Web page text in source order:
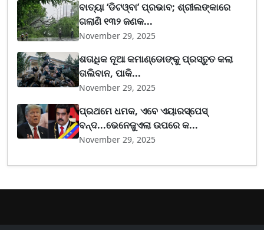
ବାତ୍ୟା ‘ଡିଟଓ୍ବା’ ପ୍ରଭାବ; ଶ୍ରୀଲଙ୍କାରେ
ଗଲାଣି ୧୩୨ ଜଣକ...
November 29, 2025
ଶତାଧିକ ନୂଆ କମାଣ୍ଡୋଙ୍କୁ ପ୍ରସ୍ତୁତ କଲା
ତାଲିବାନ, ପାକି...
November 29, 2025
ପ୍ରଥମେ ଧମକ, ଏବେ ଏୟାରସ୍ପେସ୍
ବନ୍ଦ...ଭେନେଜୁଏଲା ଉପରେ କ...
November 29, 2025